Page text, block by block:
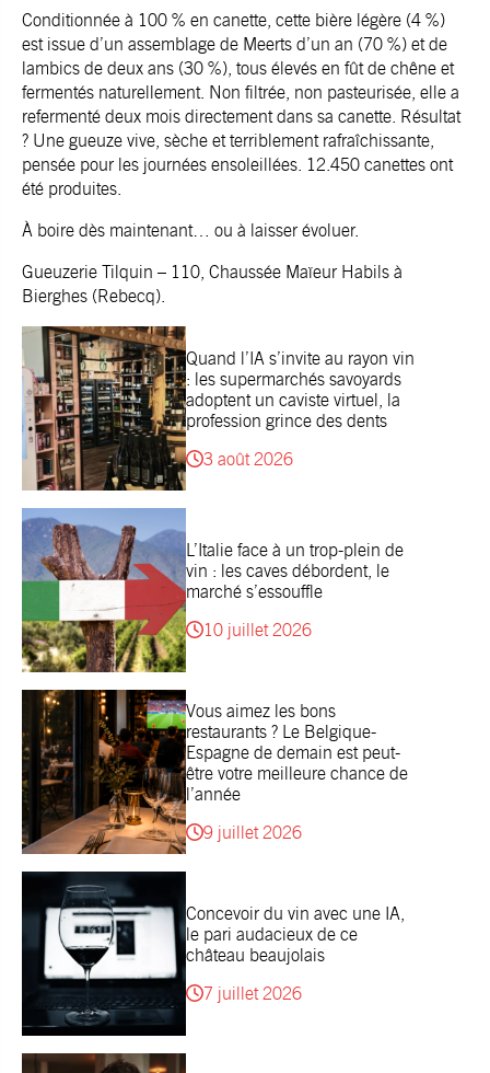
Conditionnée à 100 % en canette, cette bière légère (4 %)
est issue d’un assemblage de Meerts d’un an (70 %) et de
lambics de deux ans (30 %), tous élevés en fût de chêne et
fermentés naturellement. Non filtrée, non pasteurisée, elle a
refermenté deux mois directement dans sa canette. Résultat
? Une gueuze vive, sèche et terriblement rafraîchissante,
pensée pour les journées ensoleillées. 12.450 canettes ont
été produites.
À boire dès maintenant… ou à laisser évoluer.
Gueuzerie Tilquin – 110, Chaussée Maïeur Habils à
Bierghes (Rebecq).
Quand l’IA s’invite au rayon vin
: les supermarchés savoyards
adoptent un caviste virtuel, la
profession grince des dents
3 août 2026
L’Italie face à un trop-plein de
vin : les caves débordent, le
marché s’essouffle
10 juillet 2026
Vous aimez les bons
restaurants ? Le Belgique-
Espagne de demain est peut-
être votre meilleure chance de
l’année
9 juillet 2026
Concevoir du vin avec une IA,
le pari audacieux de ce
château beaujolais
7 juillet 2026